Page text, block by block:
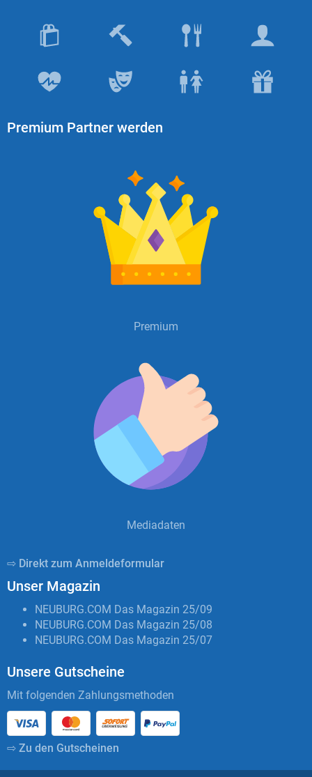
Premium Partner werden
Premium
Mediadaten
⇨ Direkt zum Anmeldeformular
Unser Magazin
NEUBURG.COM Das Magazin 25/09
NEUBURG.COM Das Magazin 25/08
NEUBURG.COM Das Magazin 25/07
Unsere Gutscheine
Mit folgenden Zahlungsmethoden
⇨ Zu den Gutscheinen